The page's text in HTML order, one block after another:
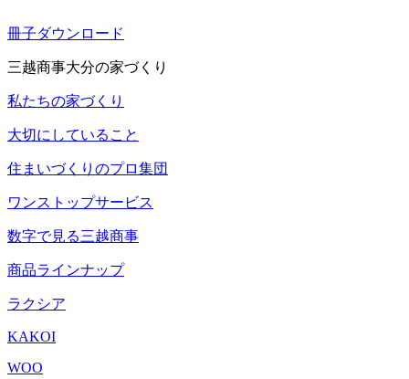
冊子ダウンロード
三越商事大分の家づくり
私たちの家づくり
大切にしていること
住まいづくりのプロ集団
ワンストップサービス
数字で見る三越商事
商品ラインナップ
ラクシア
KAKOI
WOO